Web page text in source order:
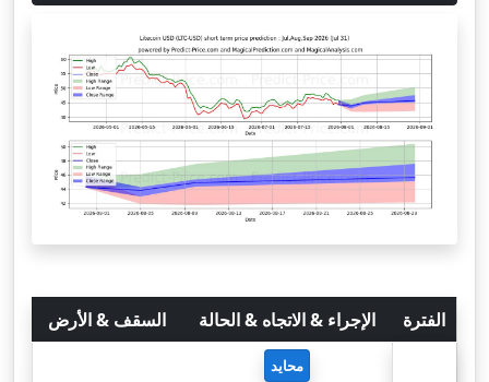
الفترة الإجراء & الاتجاه & الحالة السقف & الأرض
محايد